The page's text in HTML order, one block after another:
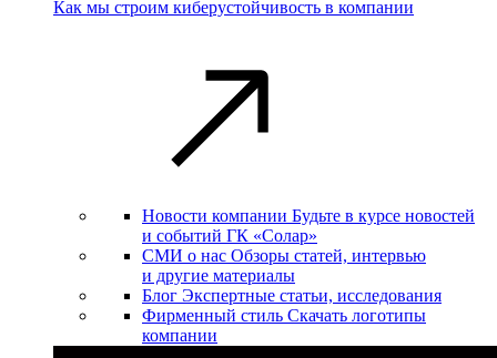
Как мы строим киберустойчивость в компании
Новости компании Будьте в курсе новостей
и событий ГК «Солар»
СМИ о нас Обзоры статей, интервью
и другие материалы
Блог Экспертные статьи, исследования
Фирменный стиль Скачать логотипы
компании